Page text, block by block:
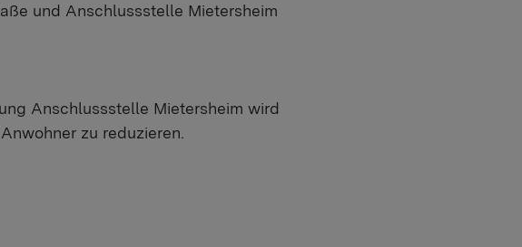
und Anschlussstelle Mietersheim
Anschlussstelle Mietersheim wird
zu reduzieren.